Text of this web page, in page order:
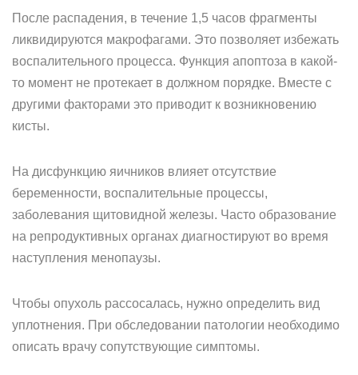
После распадения, в течение 1,5 часов фрагменты
ликвидируются макрофагами. Это позволяет избежать
воспалительного процесса. Функция апоптоза в какой-
то момент не протекает в должном порядке. Вместе с
другими факторами это приводит к возникновению
кисты.
На дисфункцию яичников влияет отсутствие
беременности, воспалительные процессы,
заболевания щитовидной железы. Часто образование
на репродуктивных органах диагностируют во время
наступления менопаузы.
Чтобы опухоль рассосалась, нужно определить вид
уплотнения. При обследовании патологии необходимо
описать врачу сопутствующие симптомы.